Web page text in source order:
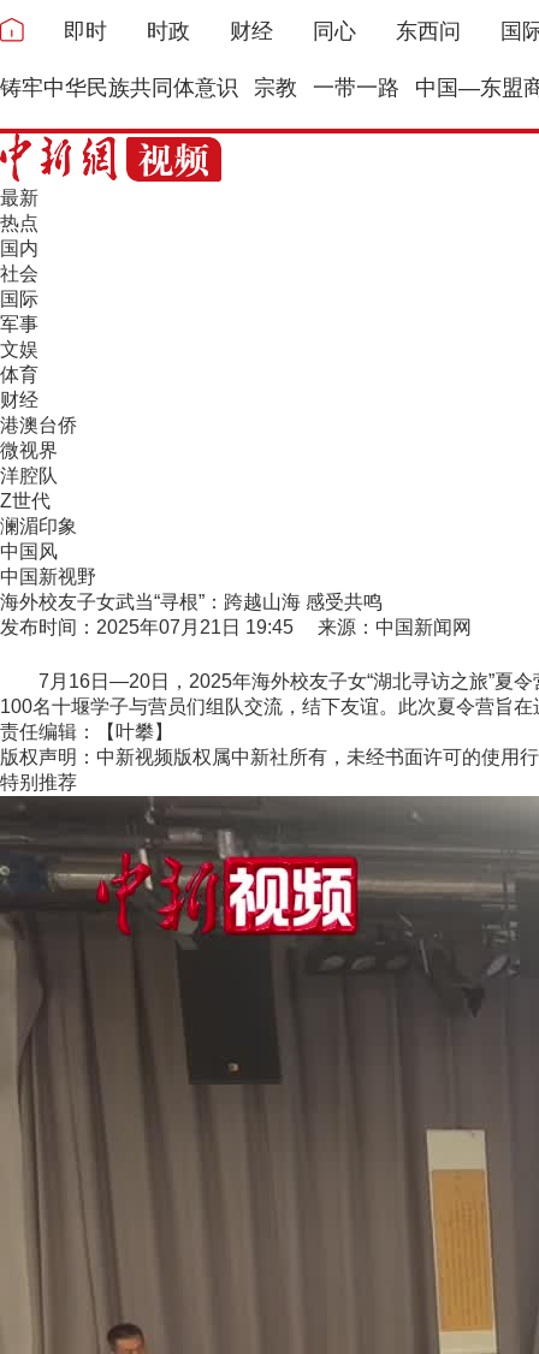
即时 时政 财经 同心 东西问 国
铸牢中华民族共同体意识 宗教 一带一路 中国—东盟
最新
热点
国内
社会
国际
军事
文娱
体育
财经
港澳台侨
微视界
洋腔队
Z世代
澜湄印象
中国风
中国新视野
海外校友子女武当“寻根”：跨越山海 感受共鸣
发布时间：2025年07月21日 19:45 来源：中国新闻网
7月16日—20日，2025年海外校友子女“湖北寻访之旅”夏令
100名十堰学子与营员们组队交流，结下友谊。此次夏令营旨
责任编辑：【叶攀】
版权声明：中新视频版权属中新社所有，未经书面许可的使用
特别推荐